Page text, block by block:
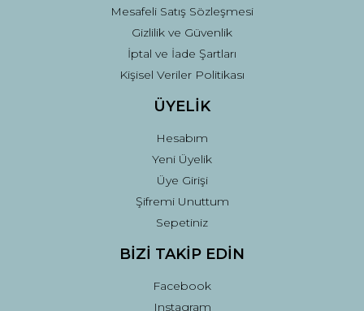
Mesafeli Satış Sözleşmesi
Gizlilik ve Güvenlik
İptal ve İade Şartları
Kişisel Veriler Politikası
ÜYELİK
Hesabım
Yeni Üyelik
Üye Girişi
Şifremi Unuttum
Sepetiniz
BİZİ TAKİP EDİN
Facebook
Instagram